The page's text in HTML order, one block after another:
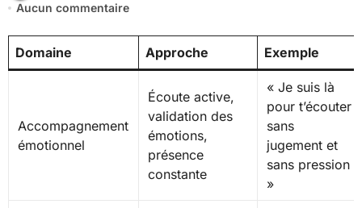
Aucun commentaire
Domaine Approche Exemple
Accompagnement
émotionnel
Écoute active,
validation des
émotions,
présence
constante
« Je suis là
pour t’écouter
sans
jugement et
sans pression
»